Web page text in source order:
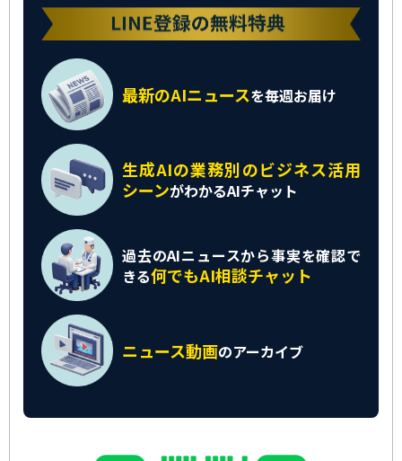
最新のAIニュースを毎週お届け
生成AIの業務別のビジネス活用
シーンがわかるAIチャット
過去のAIニュースから事実を確認で
きる何でもAI相談チャット
ニュース動画のアーカイブ